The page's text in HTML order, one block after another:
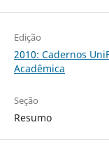
Edição
2010: Cadernos
Acadêmica
Seção
Resumo